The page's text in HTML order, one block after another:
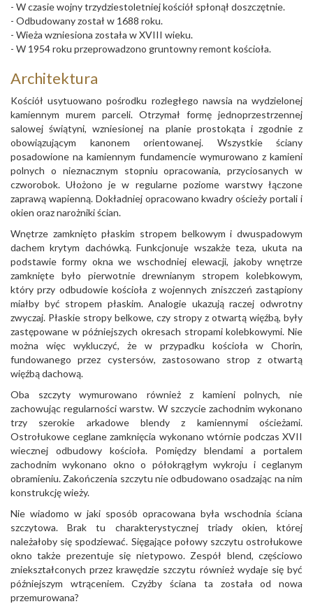
- W czasie wojny trzydziestoletniej kościół spłonął doszczętnie.
- Odbudowany został w 1688 roku.
- Wieża wzniesiona została w XVIII wieku.
- W 1954 roku przeprowadzono gruntowny remont kościoła.
Architektura
Kościół usytuowano pośrodku rozległego nawsia na wydzielonej
kamiennym murem parceli. Otrzymał formę jednoprzestrzennej
salowej świątyni, wzniesionej na planie prostokąta i zgodnie z
obowiązującym kanonem orientowanej. Wszystkie ściany
posadowione na kamiennym fundamencie wymurowano z kamieni
polnych o nieznacznym stopniu opracowania, przyciosanych w
czworobok. Ułożono je w regularne poziome warstwy łączone
zaprawą wapienną. Dokładniej opracowano kwadry ościeży portali i
okien oraz narożniki ścian.
Wnętrze zamknięto płaskim stropem belkowym i dwuspadowym
dachem krytym dachówką. Funkcjonuje wszakże teza, ukuta na
podstawie formy okna we wschodniej elewacji, jakoby wnętrze
zamknięte było pierwotnie drewnianym stropem kolebkowym,
który przy odbudowie kościoła z wojennych zniszczeń zastąpiony
miałby być stropem płaskim. Analogie ukazują raczej odwrotny
zwyczaj. Płaskie stropy belkowe, czy stropy z otwartą więźbą, były
zastępowane w późniejszych okresach stropami kolebkowymi. Nie
można więc wykluczyć, że w przypadku kościoła w Chorin,
fundowanego przez cystersów, zastosowano strop z otwartą
więźbą dachową.
Oba szczyty wymurowano również z kamieni polnych, nie
zachowując regularności warstw. W szczycie zachodnim wykonano
trzy szerokie arkadowe blendy z kamiennymi ościeżami.
Ostrołukowe ceglane zamknięcia wykonano wtórnie podczas XVII
wiecznej odbudowy kościoła. Pomiędzy blendami a portalem
zachodnim wykonano okno o półokrągłym wykroju i ceglanym
obramieniu. Zakończenia szczytu nie odbudowano osadzając na nim
konstrukcję wieży.
Nie wiadomo w jaki sposób opracowana była wschodnia ściana
szczytowa. Brak tu charakterystycznej triady okien, której
należałoby się spodziewać. Sięgające połowy szczytu ostrołukowe
okno także prezentuje się nietypowo. Zespół blend, częściowo
zniekształconych przez krawędzie szczytu również wydaje się być
późniejszym wtrąceniem. Czyżby ściana ta została od nowa
przemurowana?